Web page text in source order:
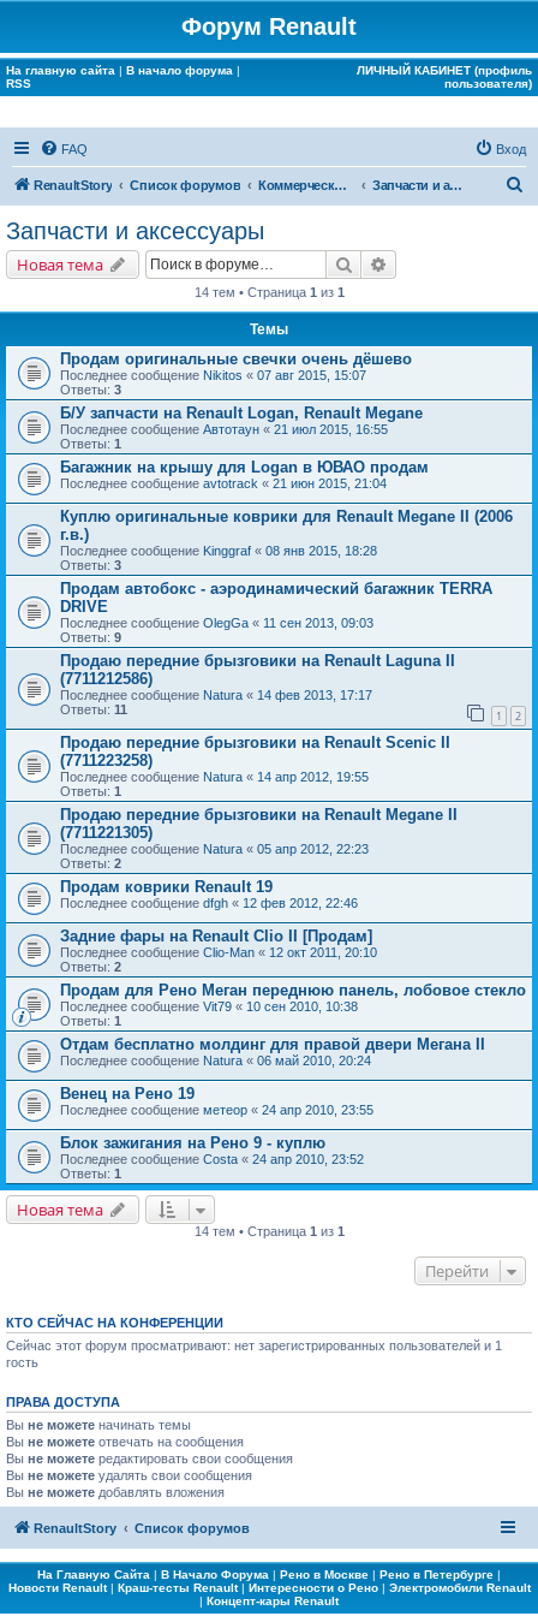
Форум Renault
На главную сайта | В начало форума |
RSS
ЛИЧНЫЙ КАБИНЕТ (профиль
пользователя)
FAQ Вход
RenaultStory Список форумов Коммерческие разделы Запчасти и аксессуары
Запчасти и аксессуары
Новая тема Поиск
14 тем • Страница 1 из 1
Темы
Продам оригинальные свечки очень дёшево
Последнее сообщение Nikitos « 07 авг 2015, 15:07
Ответы: 3
Б/У запчасти на Renault Logan, Renault Megane
Последнее сообщение Автотаун « 21 июл 2015, 16:55
Ответы: 1
Багажник на крышу для Logan в ЮВАО продам
Последнее сообщение avtotrack « 21 июн 2015, 21:04
Куплю оригинальные коврики для Renault Megane II (2006
г.в.)
Последнее сообщение Kinggraf « 08 янв 2015, 18:28
Ответы: 3
Продам автобокс - аэродинамический багажник TERRA
DRIVE
Последнее сообщение OlegGa « 11 сен 2013, 09:03
Ответы: 9
Продаю передние брызговики на Renault Laguna II
(7711212586)
Последнее сообщение Natura « 14 фев 2013, 17:17
Ответы: 11 1 2
Продаю передние брызговики на Renault Scenic II
(7711223258)
Последнее сообщение Natura « 14 апр 2012, 19:55
Ответы: 1
Продаю передние брызговики на Renault Megane II
(7711221305)
Последнее сообщение Natura « 05 апр 2012, 22:23
Ответы: 2
Продам коврики Renault 19
Последнее сообщение dfgh « 12 фев 2012, 22:46
Задние фары на Renault Clio II [Продам]
Последнее сообщение Clio-Man « 12 окт 2011, 20:10
Ответы: 2
Продам для Рено Меган переднюю панель, лобовое стекло
Последнее сообщение Vit79 « 10 сен 2010, 10:38
Ответы: 1
Отдам бесплатно молдинг для правой двери Мегана II
Последнее сообщение Natura « 06 май 2010, 20:24
Венец на Рено 19
Последнее сообщение метеор « 24 апр 2010, 23:55
Блок зажигания на Рено 9 - куплю
Последнее сообщение Costa « 24 апр 2010, 23:52
Ответы: 1
Новая тема
14 тем • Страница 1 из 1
Перейти
КТО СЕЙЧАС НА КОНФЕРЕНЦИИ
Сейчас этот форум просматривают: нет зарегистрированных пользователей и 1
гость
ПРАВА ДОСТУПА
Вы не можете начинать темы
Вы не можете отвечать на сообщения
Вы не можете редактировать свои сообщения
Вы не можете удалять свои сообщения
Вы не можете добавлять вложения
RenaultStory Список форумов
На Главную Сайта | В Начало Форума | Рено в Москве | Рено в Петербурге |
Новости Renault| Краш-тесты Renault| Интересности о Рено| Электромобили Renault
| Концепт-кары Renault